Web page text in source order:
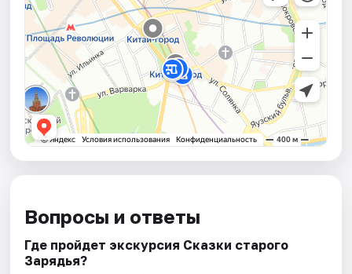
Вопросы и ответы
Где пройдет экскурсия Сказки старого
Зарядья?